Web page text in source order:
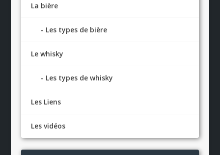
La bière
Les types de bière
Le whisky
Les types de whisky
Les Liens
Les vidéos